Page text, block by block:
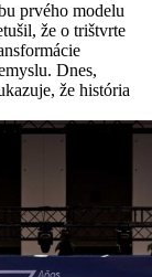
prvého modelu
že o trištvrte
Dnes,
že história